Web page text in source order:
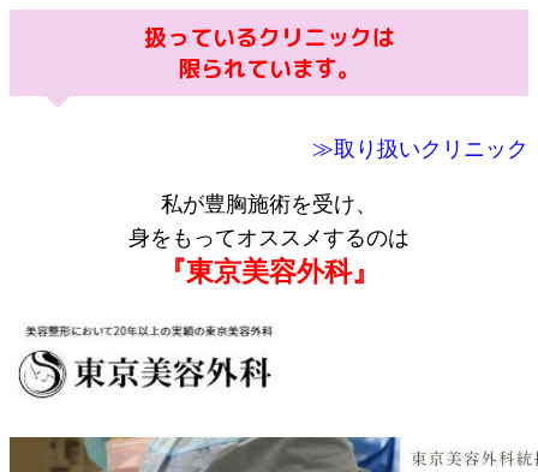
扱っているクリニックは
限られています。
≫取り扱いクリニック
私が豊胸施術を受け、
身をもってオススメするのは
『東京美容外科』